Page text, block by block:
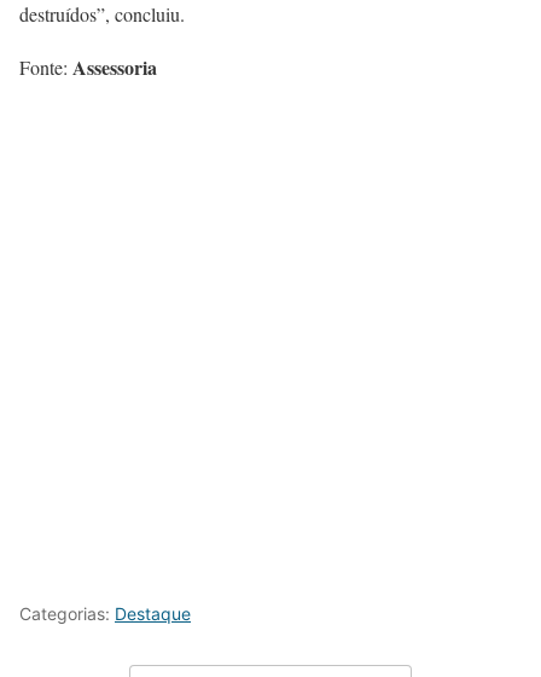
destruídos”, concluiu.
Fonte: Assessoria
Categorias: Destaque